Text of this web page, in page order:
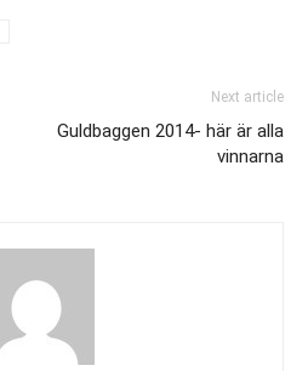
Next article
Guldbaggen 2014- här är alla
vinnarna